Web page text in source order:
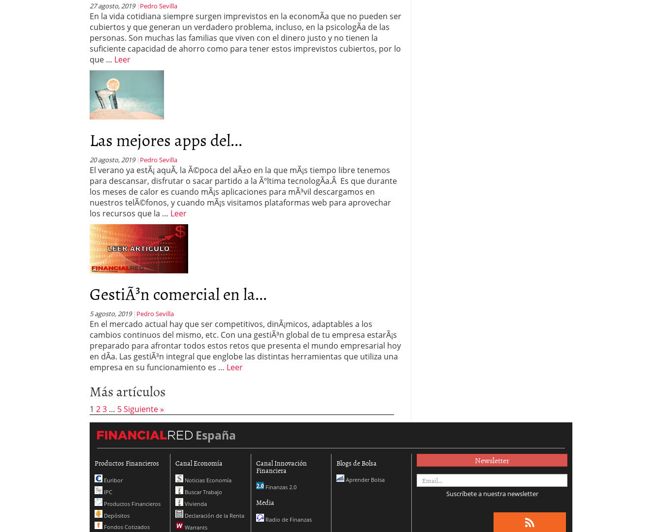
27 agosto, 2019 Pedro Sevilla
En la vida cotidiana siempre surgen imprevistos en la economÃ­a que no pueden ser
cubiertos y que generan un verdadero problema, incluso, en la psicologÃ­a de las
personas. Son muchas las familias que viven con el dinero justo y no tienen la
suficiente capacidad de ahorro como para tener estos imprevistos cubiertos, por lo
que … Leer
Las mejores apps del...
20 agosto, 2019 Pedro Sevilla
El verano ya estÃ¡ aquÃ­, la Ã©poca del aÃ±o en la que mÃ¡s tiempo libre tenemos
para descansar, disfrutar o sacar partido a la Ãºltima tecnologÃ­a.Â Es que durante
los meses de calor es cuando mÃ¡s aplicaciones para mÃ³vil descargamos en
nuestros telÃ©fonos, y cuando mÃ¡s visitamos plataformas web para aprovechar
los recursos que la … Leer
GestiÃ³n comercial en la...
5 agosto, 2019 Pedro Sevilla
En el mercado actual hay que ser competitivos, dinÃ¡micos, adaptables a los
cambios continuos del mismo, etc. Con una gestiÃ³n global de tu empresa estarÃ¡s
preparado para afrontar todos estos retos que presenta el mundo empresarial hoy
en dÃ­a. Las gestiÃ³n integral que englobe las distintas herramientas que utiliza una
empresa en su funcionamiento es … Leer
Más artículos
1 23 … 5Siguiente »
España
Productos Financieros
Euribor
IPC
Productos Financieros
Depósitos
Fondos Cotizados
Canal Economía
Noticias Economía
Buscar Trabajo
Vivienda
Declaración de la Renta
Warrants
Canal Innovación
Financiera
Finanzas 2.0
Media
Radio de Finanzas
Blogs de Bolsa
Aprender Bolsa
Newsletter
Suscríbete a nuestra newsletter